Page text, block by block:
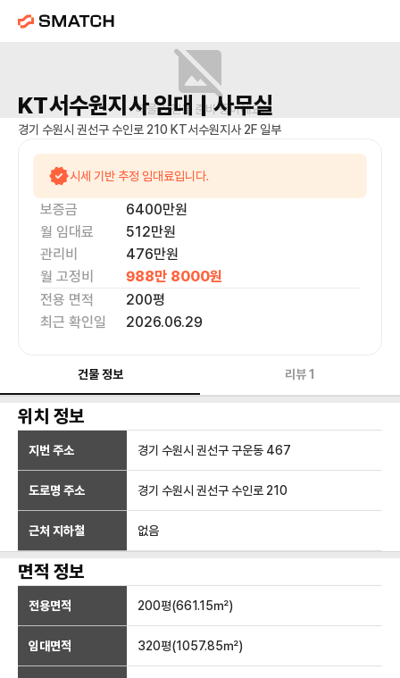
매물 사진을 준비 중이에요.
KT서수원지사임대 | 사무실
경기 수원시 권선구 수인로 210 KT서수원지사 2F 일부
시세 기반 추정 임대료입니다.
보증금 6400만원
월 임대료
512만원
관리비
476만원
월 고정비
988만 8000원
전용 면적
200평
최근 확인일
2026.06.29
건물 정보 리뷰1
위치 정보
지번 주소 경기 수원시 권선구 구운동 467
도로명 주소 경기 수원시 권선구 수인로 210
근처 지하철 없음
면적 정보
전용면적 200평(661.15㎡)
임대면적 320평(1057.85㎡)